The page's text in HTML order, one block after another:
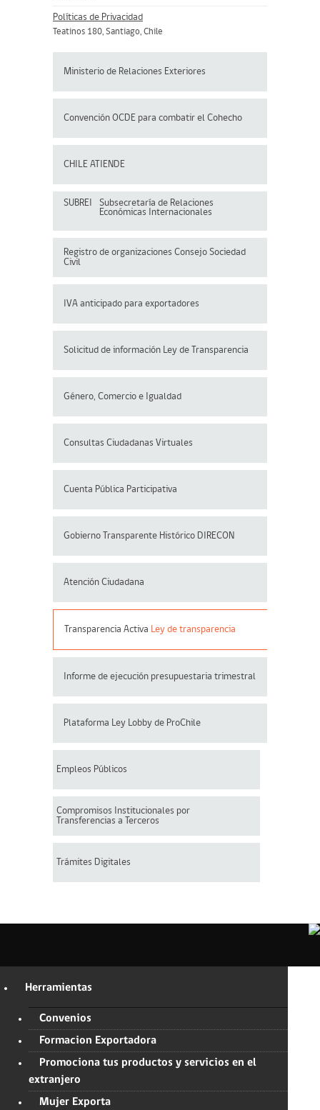
Políticas de Privacidad
Teatinos 180, Santiago, Chile
Ministerio de Relaciones Exteriores
Convención OCDE para combatir el Cohecho
CHILE ATIENDE
SUBREI
Subsecretaría de Relaciones
Económicas Internacionales
Registro de organizaciones Consejo Sociedad
Civil
IVA anticipado para exportadores
Solicitud de información Ley de Transparencia
Género, Comercio e Igualdad
Consultas Ciudadanas Virtuales
Cuenta Pública Participativa
Gobierno Transparente Histórico DIRECON
Atención Ciudadana
Transparencia Activa Ley de transparencia
Informe de ejecución presupuestaria trimestral
Plataforma Ley Lobby de ProChile
Empleos Públicos
Compromisos Institucionales por
Transferencias a Terceros
Trámites Digitales
Herramientas
Convenios
Formacion Exportadora
Promociona tus productos y servicios en el
extranjero
Mujer Exporta